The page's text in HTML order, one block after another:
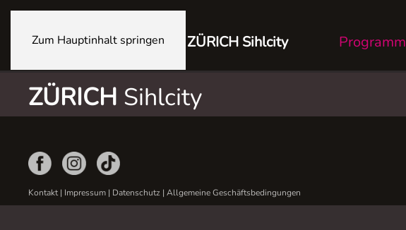
Zum Hauptinhalt springen ZÜRICH Sihlcity Programm
ZÜRICH Sihlcity
Kontakt| Impressum | Datenschutz | Allgemeine Geschäftsbedingungen